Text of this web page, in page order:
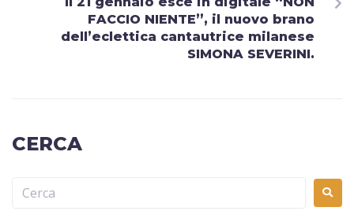
FACCIO NIENTE”, il nuovo brano
dell’eclettica cantautrice milanese
SIMONA SEVERINI.
CERCA